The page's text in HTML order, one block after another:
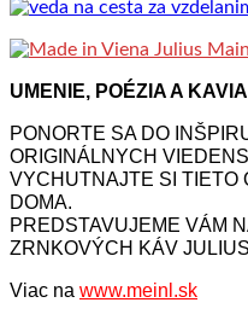
UMENIE, POÉZIA A
PONORTE SA DO
ORIGINÁLNYCH
VYCHUTNAJTE SI TIETO
DOMA.
PREDSTAVUJEME VÁM
ZRNKOVÝCH KÁV
Viac na www.meinl.sk